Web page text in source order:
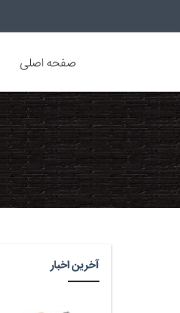
صفحه اصلی
آخرین اخبار